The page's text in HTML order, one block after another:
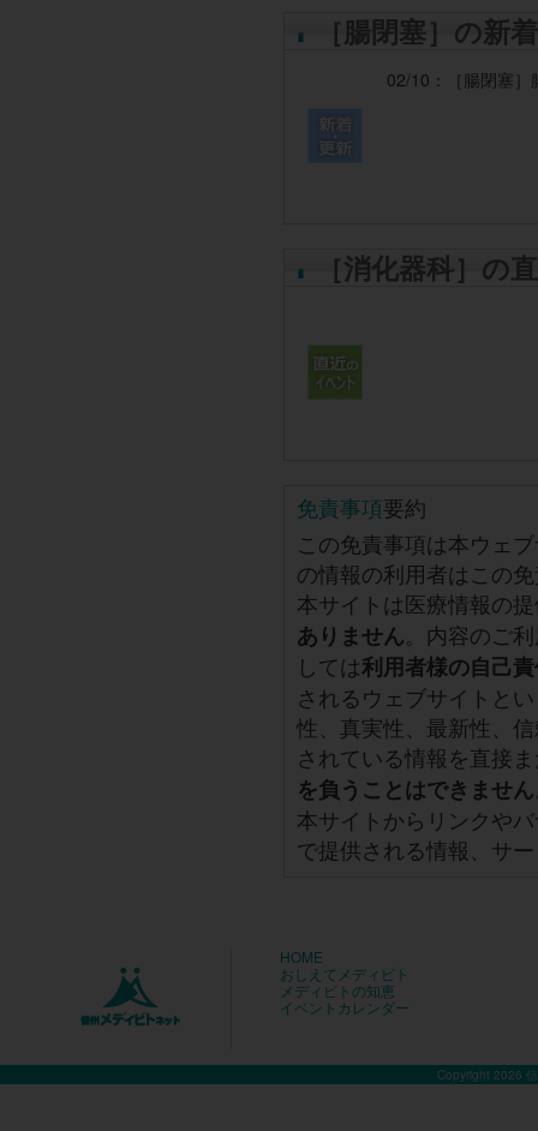
［腸閉塞］の新
02/10： ［腸閉塞］
［消化器科］の
免責事項要約
この免責事項は本ウェ
の情報の利用者はこの
本サイトは医療情報の
ありません。内容のご
しては利用者様の自己
されるウェブサイトと
性、真実性、最新性、
されている情報を直接
を負うことはできません
本サイトからリンクや
で提供される情報、サ
HOME
おしえてメディビト
メディビトの知恵
イベントカレンダー
Copyright 2026